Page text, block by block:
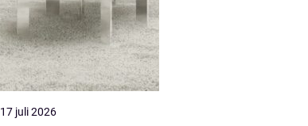
17 juli 2026